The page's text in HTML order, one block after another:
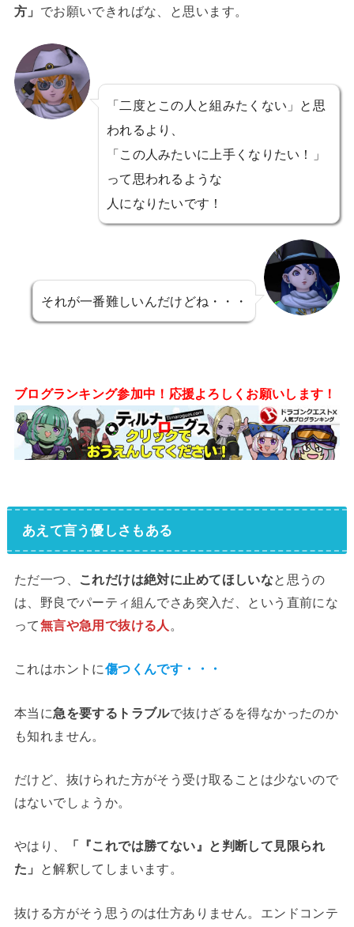
方」 でお願いできればな、と思います。
「二度とこの人と組みたくない」と思
われるより、
「この人みたいに上手くなりたい！」
って思われるような
人になりたいです！
それが一番難しいんだけどね・・・
ブログランキング参加中！応援よろしくお願いします！
あえて言う優しさもある
ただ一つ、 これだけは絶対に止めてほしいなと思うの
は、野良でパーティ組んでさあ突入だ、という直前にな
って無言や急用で抜ける人。
これはホントに傷つくんです・・・
本当に急を要するトラブルで抜けざるを得なかったのか
も知れません。
だけど、抜けられた方がそう受け取ることは少ないので
はないでしょうか。
やはり、
「『これでは勝てない』と判断して見限られ
た」 と解釈してしまいます。
抜ける方がそう思うのは仕方ありません。エンドコンテ